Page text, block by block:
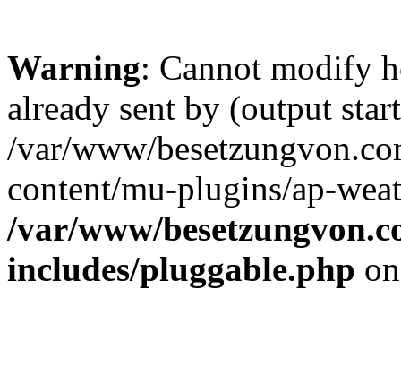
Warning: Cannot modify
already sent by (output
/var/www/
content/mu-plugins/ap-
/var/www/
includes/pluggable.php